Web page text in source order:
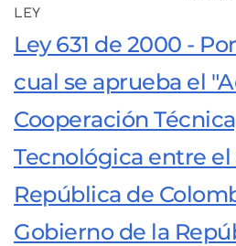
LEY
Ley 631 de 2000 -
cual se aprueba el
Cooperación
Tecnológica entre
República de
Gobierno de la